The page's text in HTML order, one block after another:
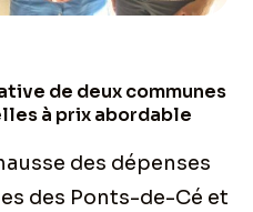
de deux communes
à prix abordable
des dépenses
des Ponts-de-Cé et